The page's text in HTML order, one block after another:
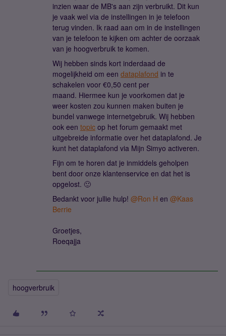
inzien waar de MB's aan zijn verbruikt. Dit kun
je vaak wel via de instellingen in je telefoon
terug vinden. Ik raad aan om in de instellingen
van je telefoon te kijken om achter de oorzaak
van je hoogverbruik te komen.
Wij hebben sinds kort inderdaad de
mogelijkheid om een dataplafond in te
schakelen voor €0,50 cent per
maand. Hiermee kun je voorkomen dat je
weer kosten zou kunnen maken buiten je
bundel vanwege internetgebruik. Wij hebben
ook een topic op het forum gemaakt met
uitgebreide informatie over het dataplafond. Je
kunt het dataplafond via Mijn Simyo activeren.
Fijn om te horen dat je inmiddels geholpen
bent door onze klantenservice en dat het is
opgelost. 🙂
Bedankt voor jullie hulp! ​ @Ron H en ​ @Kaas
Berrie
Groetjes,
Roeqajja
hoogverbruik